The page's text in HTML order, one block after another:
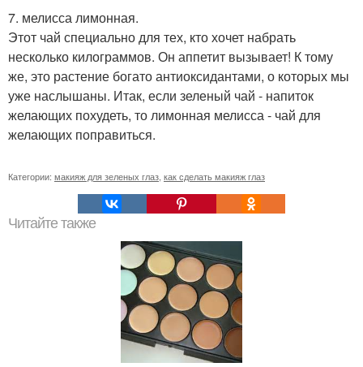
7. мелисса лимонная.
Этот чай специально для тех, кто хочет набрать
несколько килограммов. Он аппетит вызывает! К тому
же, это растение богато антиоксидантами, о которых мы
уже наслышаны. Итак, если зеленый чай - напиток
желающих похудеть, то лимонная мелисса - чай для
желающих поправиться.
Категории: макияж для зеленых глаз как сделать макияж глаз
Читайте также